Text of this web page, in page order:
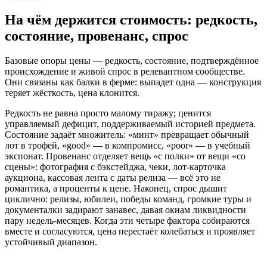
На чём держится стоимость: редкость,
состояние, провенанс, спрос
Базовые опоры цены — редкость, состояние, подтверждённое
происхождение и живой спрос в релевантном сообществе.
Они связаны как балки в ферме: выпадет одна — конструкция
теряет жёсткость, цена клонится.
Редкость не равна просто малому тиражу; ценится
управляемый дефицит, поддерживаемый историей предмета.
Состояние задаёт множитель: «минт» превращает обычный
лот в трофей, «good» — в компромисс, «poor» — в учебный
экспонат. Провенанс отделяет вещь «с полки» от вещи «со
сцены»: фотография с бэкстейджа, чеки, лот-карточка
аукциона, кассовая лента с даты релиза — всё это не
романтика, а проценты к цене. Наконец, спрос дышит
циклично: релизы, юбилеи, победы команд, громкие туры и
документалки задирают занавес, давая окнам ликвидности
пару недель-месяцев. Когда эти четыре фактора собираются
вместе и согласуются, цена перестаёт колебаться и проявляет
устойчивый диапазон.